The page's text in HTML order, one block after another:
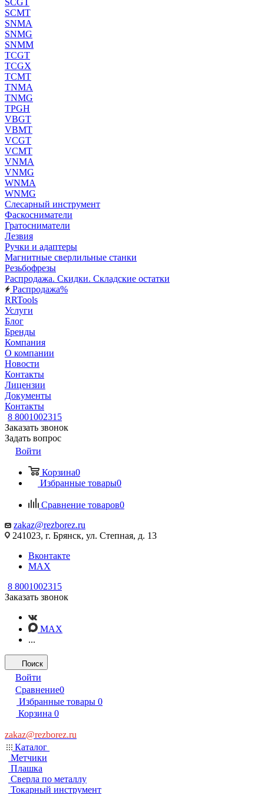
SCGT
SCMT
SNMA
SNMG
SNMM
TCGT
TCGX
TCMT
TNMA
TNMG
TPGH
VBGT
VBMT
VCGT
VCMT
VNMA
VNMG
WNMA
WNMG
Слесарный инструмент
Фаскосниматели
Гратосниматели
Лезвия
Ручки и адаптеры
Магнитные сверлильные станки
Резьбофрезы
Распродажа. Скидки. Складские остатки
Распродажа%
RRTools
Услуги
Блог
Бренды
Компания
О компании
Новости
Контакты
Лицензии
Документы
Контакты
8 8001002315
Заказать звонок
Задать вопрос
Войти
Корзина0
Избранные товары0
Сравнение товаров0
zakaz@rezborez.ru
241023, г. Брянск, ул. Степная, д. 13
Вконтакте
MAX
8 8001002315
Заказать звонок
MAX
...
Поиск
Войти
Сравнение0
Избранные товары 0
Корзина 0
zakaz@rezborez.ru
Каталог
Метчики
Плашка
Сверла по металлу
Токарный инструмент